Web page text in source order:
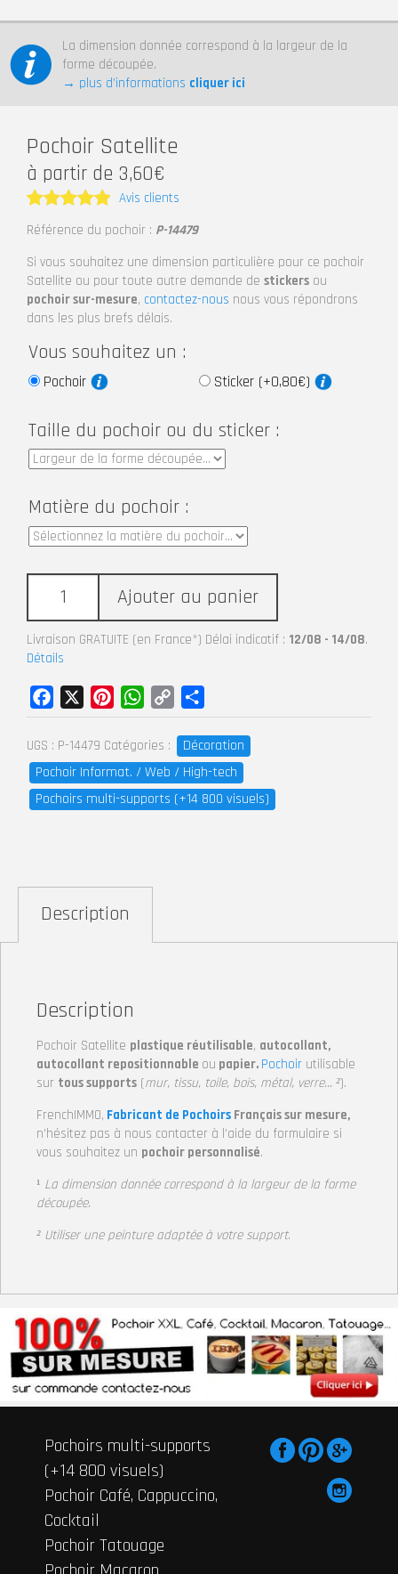
La dimension donnée correspond à la largeur de la
forme découpée.
→ plus d’informations cliquer ici
Pochoir Satellite
à partir de 3,60€
Note5
Avis clients
Référence du pochoir : P-14479
Si vous souhaitez une dimension particulière pour ce pochoir
Satellite ou pour toute autre demande de stickers ou
pochoir sur-mesure, contactez-nous nous vous répondrons
dans les plus brefs délais.
Vous souhaitez un :
Pochoir Sticker (+0,80€)
Taille du pochoir ou du sticker :
Matière du pochoir :
Ajouter au panier
Livraison GRATUITE (en France*) Délai indicatif : 12/08 - 14/08.
Détails
UGS : P-14479 Catégories :
Décoration
Pochoir Informat. / Web / High-tech
Pochoirs multi-supports (+14 800 visuels)
Facebook PinterestWhatsApp
Copy
Link
Description
Description
Pochoir Satellite plastique réutilisable, autocollant,
autocollant repositionnable ou papier. Pochoir utilisable
sur tous supports (mur, tissu, toile, bois, métal, verre… ²).
FrenchIMMO, Fabricant de Pochoirs Français sur mesure,
n’hésitez pas à nous contacter à l’aide du formulaire si
vous souhaitez un pochoir personnalisé.
¹ La dimension donnée correspond à la largeur de la forme
découpée.
² Utiliser une peinture adaptée à votre support.
Pochoirs multi-supports
(+14 800 visuels)
Pochoir Café, Cappuccino,
Cocktail
Pochoir Tatouage